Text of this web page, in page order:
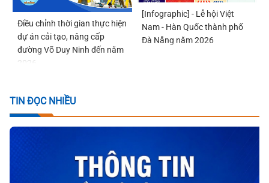
Điều chỉnh thời gian thực hiện
dự án cải tạo, nâng cấp
đường Võ Duy Ninh đến năm
2026
[Infographic] - Lễ hội Việt
Nam - Hàn Quốc thành phố
Đà Nẵng năm 2026
TIN ĐỌC NHIỀU